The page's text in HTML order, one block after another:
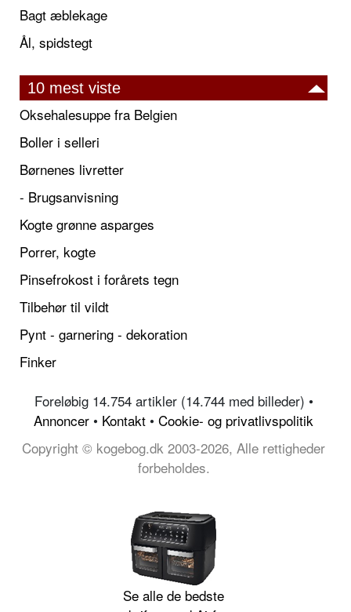
Bagt æblekage
Ål, spidstegt
10 mest viste
Oksehalesuppe fra Belgien
Boller i selleri
Børnenes livretter
- Brugsanvisning
Kogte grønne asparges
Porrer, kogte
Pinsefrokost i forårets tegn
Tilbehør til vildt
Pynt - garnering - dekoration
Finker
Foreløbig 14.754 artikler (14.744 med billeder) •
Annoncer • Kontakt • Cookie- og privatlivspolitik
Copyright © kogebog.dk 2003-2026, Alle rettigheder
forbeholdes.
Se alle de bedste